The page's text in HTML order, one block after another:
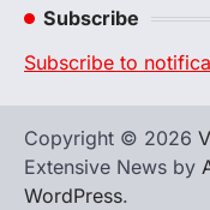
Subscribe
Subscribe to
Copyright © 2026
Extensive News by
WordPress.